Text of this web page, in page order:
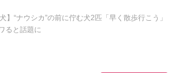
】“ナウシカ”の前に佇む犬2匹「早く散歩行こう」
ると話題に